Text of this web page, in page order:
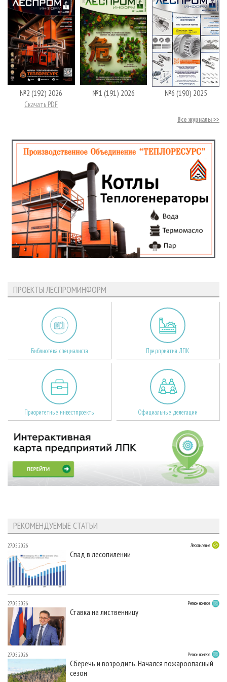
№2 (192) 2026
Скачать PDF
№1 (191) 2026 №6 (190) 2025
Все журналы
ПРОЕКТЫ ЛЕСПРОМИНФОРМ
Библиотека специалиста Предприятия ЛПК
Приоритетные инвестпроекты Официальные делегации
РЕКОМЕНДУЕМЫЕ СТАТЬИ
27.05.2026 Лесопиление
Спад в лесопилении
27.05.2026 Регион номера
Ставка на лиственницу
27.05.2026 Регион номера
Сберечь и возродить. Начался пожароопасный
сезон